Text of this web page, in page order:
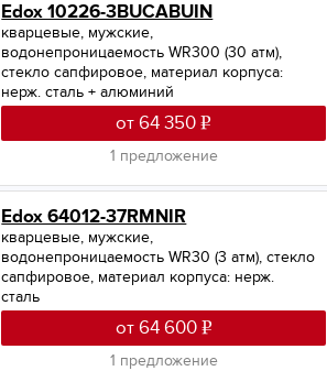
Edox 10226-3BUCABUIN
кварцевые, мужские,
водонепроницаемость WR300 (30 атм),
стекло сапфировое, материал корпуса:
нерж. сталь + алюминий
от 64 350
1 предложение
Edox 64012-37RMNIR
кварцевые, мужские,
водонепроницаемость WR30 (3 атм), стекло
сапфировое, материал корпуса: нерж.
сталь
от 64 600
1 предложение